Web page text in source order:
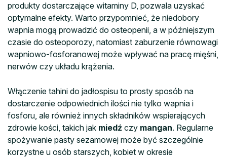
produkty dostarczające witaminy D, pozwala uzyskać
optymalne efekty. Warto przypomnieć, że niedobory
wapnia mogą prowadzić do osteopenii, a w późniejszym
czasie do osteoporozy, natomiast zaburzenie równowagi
wapniowo-fosforanowej może wpływać na pracę mięśni,
nerwów czy układu krążenia.
Włączenie tahini do jadłospisu to prosty sposób na
dostarczenie odpowiednich ilości nie tylko wapnia i
fosforu, ale również innych składników wspierających
zdrowie kości, takich jak miedź czy mangan. Regularne
spożywanie pasty sezamowej może być szczególnie
korzystne u osób starszych, kobiet w okresie